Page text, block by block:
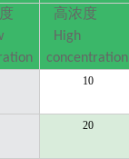
高浓度
High
concentration
10
20